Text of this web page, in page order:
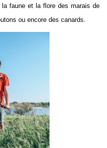
faune et la flore des marais de
ou encore des canards.